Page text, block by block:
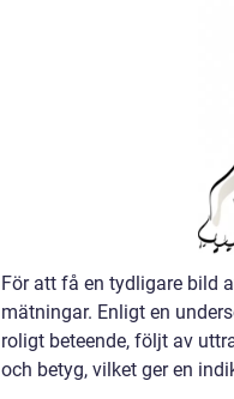
För att få en tydligare bild
mätningar. Enligt en
roligt beteende, följt av
och betyg, vilket ger en